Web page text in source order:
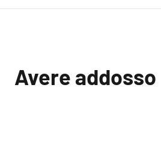
Avere addosso